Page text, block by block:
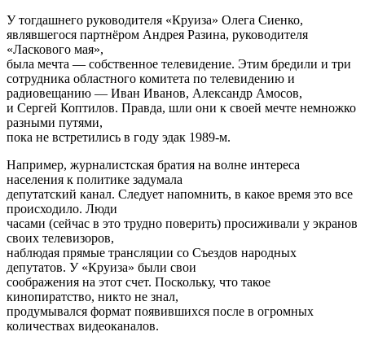
У тогдашнего руководителя «Круиза» Олега Сиенко,
являвшегося партнёром Андрея Разина, руководителя
«Ласкового мая»,
была мечта — собственное телевидение. Этим бредили и три
сотрудника областного комитета по телевидению и
радиовещанию — Иван Иванов, Александр Амосов,
и Сергей Коптилов. Правда, шли они к своей мечте немножко
разными путями,
пока не встретились в году эдак 1989-м.
Например, журналистская братия на волне интереса
населения к политике задумала
депутатский канал. Следует напомнить, в какое время это все
происходило. Люди
часами (сейчас в это трудно поверить) просиживали у экранов
своих телевизоров,
наблюдая прямые трансляции со Съездов народных
депутатов. У «Круиза» были свои
соображения на этот счет. Поскольку, что такое
кинопиратство, никто не знал,
продумывался формат появившихся после в огромных
количествах видеоканалов.